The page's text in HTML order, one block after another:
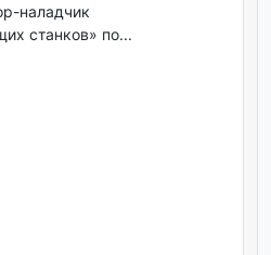
наладчик
станков» по...